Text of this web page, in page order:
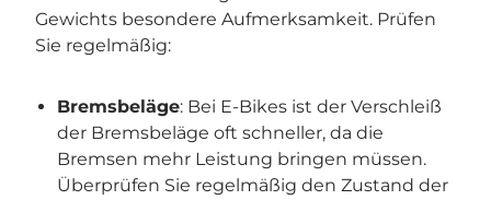
Gewichts besondere Aufmerksamkeit. Prüfen
Sie regelmäßig:
Bremsbeläge: Bei E-Bikes ist der Verschleiß
der Bremsbeläge oft schneller, da die
Bremsen mehr Leistung bringen müssen.
Überprüfen Sie regelmäßig den Zustand der